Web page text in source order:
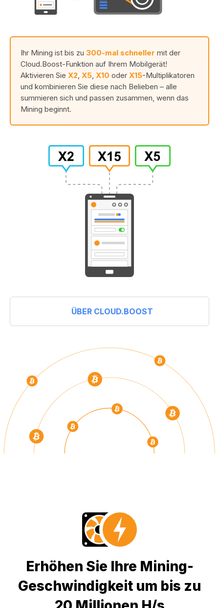
Ihr Mining ist bis zu 300-mal schneller mit der
Cloud.Boost-Funktion auf Ihrem Mobilgerät!
Aktivieren Sie X2 X5 X10 oder X15-Multiplikatoren
und kombinieren Sie diese nach Belieben – alle
summieren sich und passen zusammen, wenn das
Mining beginnt.
ÜBER CLOUD.BOOST
Erhöhen Sie Ihre Mining-
Geschwindigkeit um bis zu